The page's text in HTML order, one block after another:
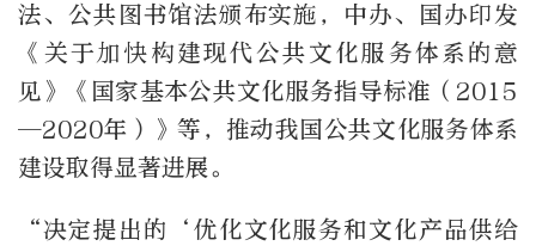
法、公共图书馆法颁布实施，中办、国办印发
《关于加快构建现代公共文化服务体系的意
见》《国家基本公共文化服务指导标准（2015
—2020年）》等，推动我国公共文化服务体系
建设取得显著进展。
“决定提出的‘优化文化服务和文化产品供给